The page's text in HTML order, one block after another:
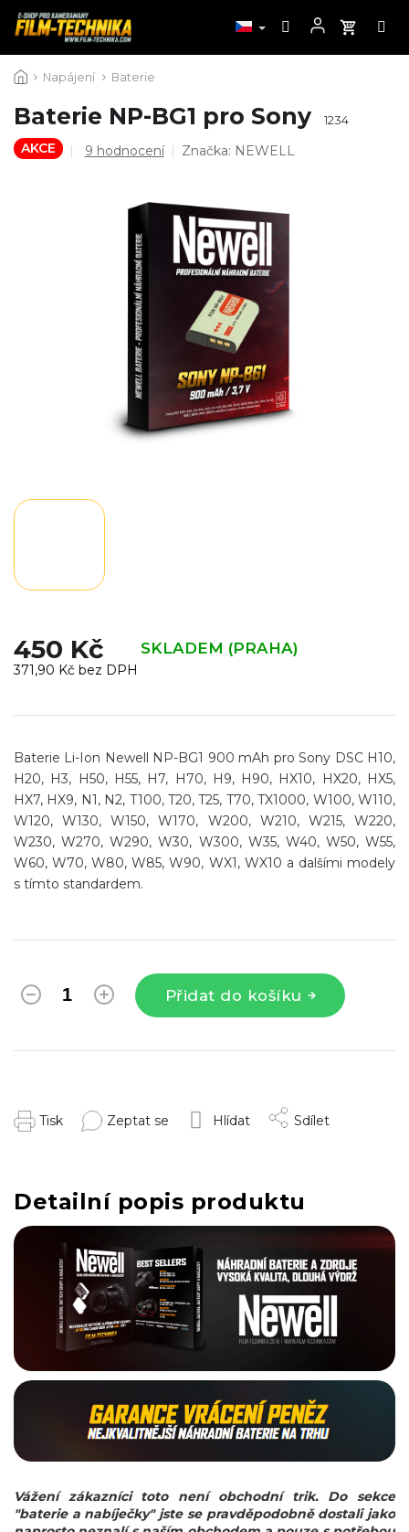
na
Napájení Baterie
Baterie NP-BG1 pro Sony 1234
AKCE
Průměrné
hvězdiček.
9 hodnocení Značka: NEWELL
450 Kč SKLADEM (PRAHA)
371,90 Kč bez DPH
cena:
Přidat do košíku
Baterie Li-Ion Newell NP-BG1 900 mAh pro Sony DSC H10,
H20, H3, H50, H55, H7, H70, H9, H90, HX10, HX20, HX5,
HX7, HX9, N1, N2, T100, T20, T25, T70, TX1000, W100, W110,
W120, W130, W150, W170, W200, W210, W215, W220,
W230, W270, W290, W30, W300, W35, W40, W50, W55,
W60, W70, W80, W85, W90, WX1, WX10 a dalšími modely
s tímto standardem.
Tisk Zeptat se Hlídat Sdílet
Detailní popis produktu
Vážení zákazníci toto není obchodní trik. Do sekce
"baterie a nabíječky" jste se pravděpodobně dostali jako